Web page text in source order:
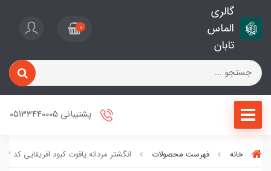
گالری
الماس
تابان
0
پشتیبانی 05133440005
خانه فهرست محصولات انگشتر مردانه یاقوت کبود افریقایی کد 2863